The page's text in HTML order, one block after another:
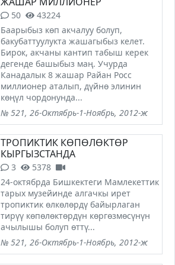
50
43224
Баарыбыз көп акчалуу болуп,
бакубаттуулукта жашагыбыз келет.
Бирок, акчаны кантип табыш керек
дегенде башыбыз маң. Учурда
Канадалык 8 жашар Райан Росс
миллионер аталып, дүйнө элинин
көңүл чордонунда...
№ 521, 26-Октябрь-1-Ноябрь, 2012-ж
ТРОПИКТИК КӨПӨЛӨКТӨР
КЫРГЫЗСТАНДА
3
5378
24-октябрда Бишкектеги Мамлекеттик
тарых музейинде алгачкы ирет
тропиктик өлкөлөрдү байырлаган
тирүү көпөлөктөрдүн көргөзмөсүнүн
ачылышы болуп өттү...
№ 521, 26-Октябрь-1-Ноябрь, 2012-ж